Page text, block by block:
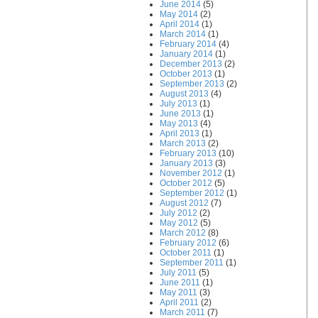
June 2014 (5)
May 2014 (2)
April 2014 (1)
March 2014 (1)
February 2014 (4)
January 2014 (1)
December 2013 (2)
October 2013 (1)
September 2013 (2)
August 2013 (4)
July 2013 (1)
June 2013 (1)
May 2013 (4)
April 2013 (1)
March 2013 (2)
February 2013 (10)
January 2013 (3)
November 2012 (1)
October 2012 (5)
September 2012 (1)
August 2012 (7)
July 2012 (2)
May 2012 (5)
March 2012 (8)
February 2012 (6)
October 2011 (1)
September 2011 (1)
July 2011 (5)
June 2011 (1)
May 2011 (3)
April 2011 (2)
March 2011 (7)